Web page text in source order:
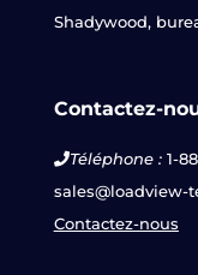
Shadywood,
Contactez-
Téléphone :1-
sales@loadview-
Contactez-nous